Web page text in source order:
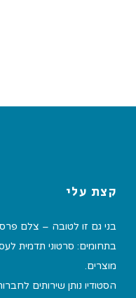
קצת עלי
בני גם זו לטובה – צלם
בתחומים: סרטוני תדמית
מוצרים.
הסטודיו נותן שירותים